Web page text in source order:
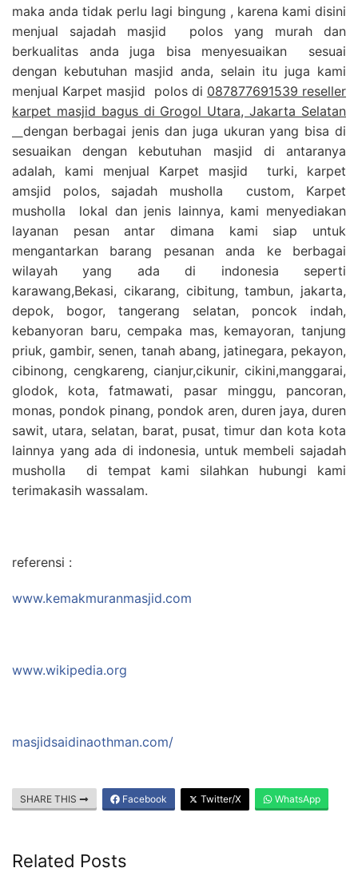
maka anda tidak perlu lagi bingung , karena kami disini
menjual sajadah masjid polos yang murah dan
berkualitas anda juga bisa menyesuaikan sesuai
dengan kebutuhan masjid anda, selain itu juga kami
menjual Karpet masjid polos di 087877691539 reseller
karpet masjid bagus di Grogol Utara, Jakarta Selatan
dengan berbagai jenis dan juga ukuran yang bisa di
sesuaikan dengan kebutuhan masjid di antaranya
adalah, kami menjual Karpet masjid turki, karpet
amsjid polos, sajadah musholla custom, Karpet
musholla lokal dan jenis lainnya, kami menyediakan
layanan pesan antar dimana kami siap untuk
mengantarkan barang pesanan anda ke berbagai
wilayah yang ada di indonesia seperti
karawang,Bekasi, cikarang, cibitung, tambun, jakarta,
depok, bogor, tangerang selatan, poncok indah,
kebanyoran baru, cempaka mas, kemayoran, tanjung
priuk, gambir, senen, tanah abang, jatinegara, pekayon,
cibinong, cengkareng, cianjur,cikunir, cikini,manggarai,
glodok, kota, fatmawati, pasar minggu, pancoran,
monas, pondok pinang, pondok aren, duren jaya, duren
sawit, utara, selatan, barat, pusat, timur dan kota kota
lainnya yang ada di indonesia, untuk membeli sajadah
musholla di tempat kami silahkan hubungi kami
terimakasih wassalam.
referensi :
www.kemakmuranmasjid.com
www.wikipedia.org
masjidsaidinaothman.com/
SHARE THIS Facebook Twitter/X WhatsApp
Related Posts